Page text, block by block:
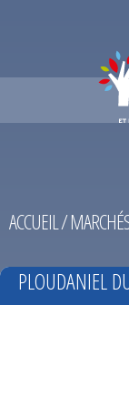
ACCUEIL/
PLOUDANIEL